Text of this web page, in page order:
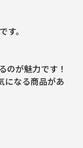
。
のが魅力です！
になる商品があ